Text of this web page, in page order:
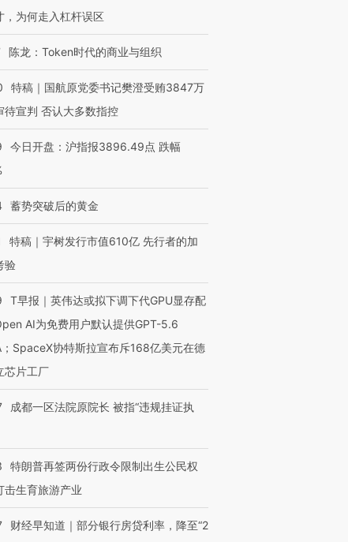
，为何走入杠杆误区
陈龙：Token时代的商业与组织
特稿｜国航原党委书记樊澄受贿3847万
待宣判 否认大多数指控
今日开盘：沪指报3896.49点 跌幅
蓄势突破后的黄金
特稿｜宇树发行市值610亿 先行者的加
验
T早报｜英伟达或拟下调下代GPU显存配
AI为免费用户默认提供GPT-5.6
SpaceX协特斯拉宣布斥168亿美元在德
芯片工厂
成都一区法院原院长 被指“违规挂证执
特朗普再签两份行政令限制出生公民权
击生育旅游产业
财经早知道｜部分银行房贷利率，降至“2